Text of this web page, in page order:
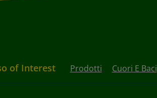
of Interest Prodotti Cuori E Baci